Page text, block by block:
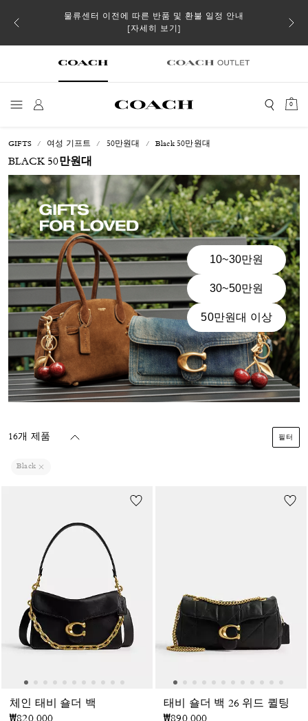
스트
물류센터 이전에 따른 반품 및 환불 일정 안내
[자세히 보기]
일부
0
GIFTS 여성 기프트 50만원대 Black 50만원대
BLACK 50만원대
10~30만원
30~50만원
50만원대 이상
16개 제품 필터
Black
체인 태비 숄더 백
태비 숄더 백 26 위드 퀼팅